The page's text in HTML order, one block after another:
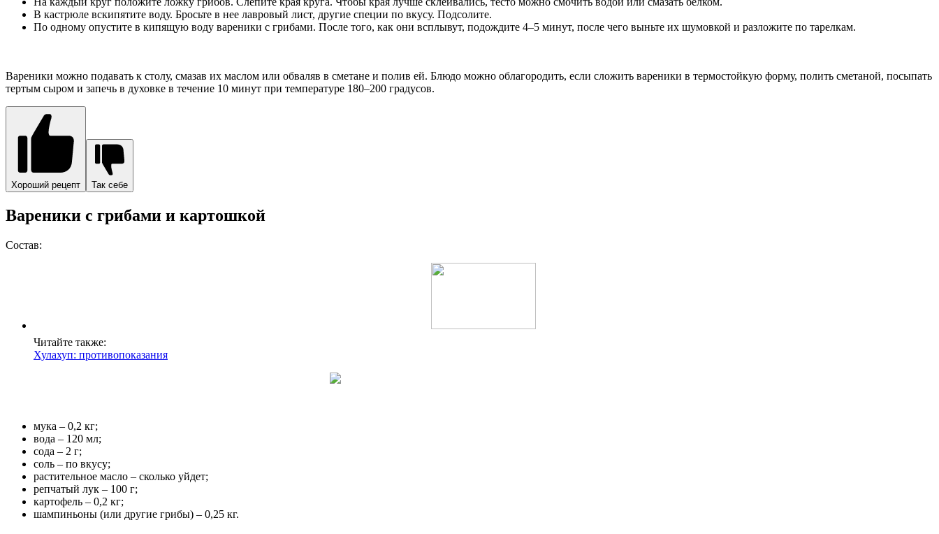
В кастрюле вскипятите воду. Бросьте в нее лавровый лист, другие специи по вкусу. Подсолите.
По одному опустите в кипящую воду вареники с грибами. После того, как они всплывут, подождите 4–5 минут, после чего выньте их шумовкой и разложите по тарелкам.
Вареники можно подавать к столу, смазав их маслом или обваляв в сметане и полив ей. Блюдо можно облагородить, если сложить вареники в термостойкую форму, полить сметаной, посыпать
тертым сыром и запечь в духовке в течение 10 минут при температуре 180–200 градусов.
Хороший рецепт Так себе
Вареники с грибами и картошкой
Состав:
Читайте также:
Хулахуп: противопоказания
мука – 0,2 кг;
вода – 120 мл;
сода – 2 г;
соль – по вкусу;
растительное масло – сколько уйдет;
репчатый лук – 100 г;
картофель – 0,2 кг;
шампиньоны (или другие грибы) – 0,25 кг.